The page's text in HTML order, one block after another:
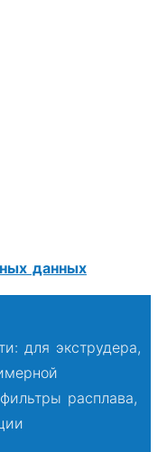
данных
для экструдера,
расплава,